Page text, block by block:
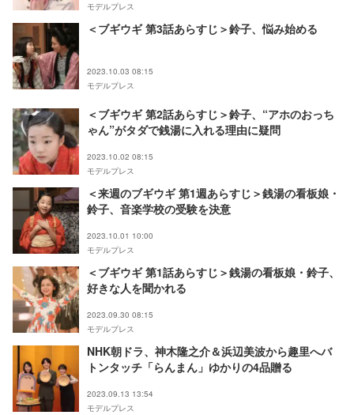
モデルプレス
＜ブギウギ 第3話あらすじ＞鈴子、悩み始める
2023.10.03 08:15
モデルプレス
＜ブギウギ 第2話あらすじ＞鈴子、“アホのおっち
ゃん”がタダで銭湯に入れる理由に疑問
2023.10.02 08:15
モデルプレス
＜来週のブギウギ 第1週あらすじ＞銭湯の看板娘・
鈴子、音楽学校の受験を決意
2023.10.01 10:00
モデルプレス
＜ブギウギ 第1話あらすじ＞銭湯の看板娘・鈴子、
好きな人を聞かれる
2023.09.30 08:15
モデルプレス
NHK朝ドラ、神木隆之介＆浜辺美波から趣里へバ
トンタッチ「らんまん」ゆかりの4品贈る
2023.09.13 13:54
モデルプレス